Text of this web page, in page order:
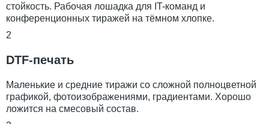
стойкость. Рабочая лошадка для IT-команд и
конференционных тиражей на тёмном хлопке.
2
DTF-печать
Маленькие и средние тиражи со сложной полноцветной
графикой, фотоизображениями, градиентами. Хорошо
ложится на смесовый состав.